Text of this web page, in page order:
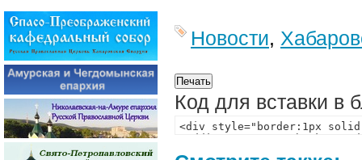
Новости,
Код для вставки в